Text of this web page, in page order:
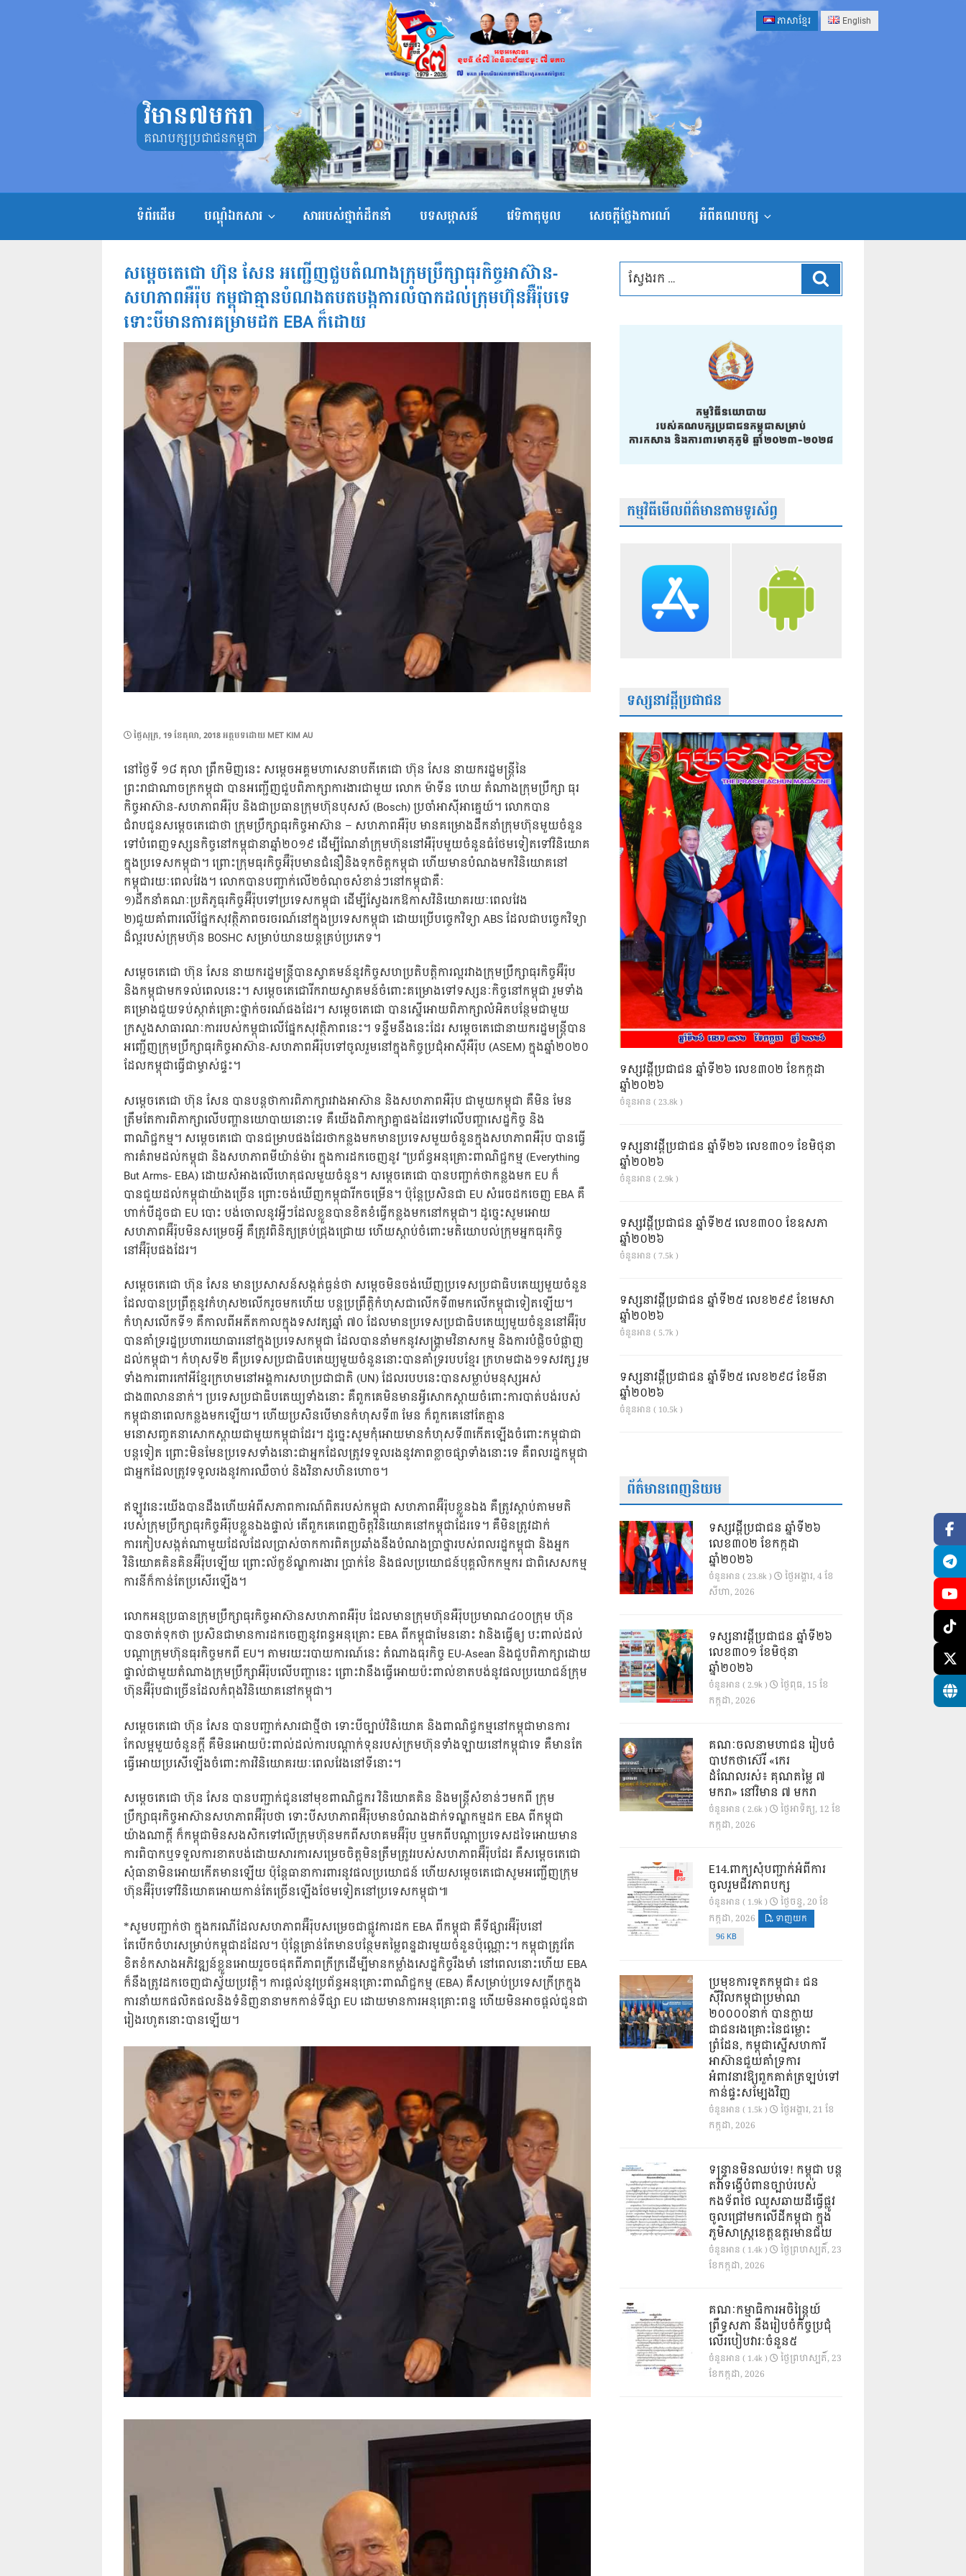
ភាសាខ្មែរ English
វិមាន៧មករា
គណបក្សប្រជាជនកម្ពុជា
ទំព័រដើម បណ្តុំឯកសារ សាររបស់ថ្នាក់ដឹកនាំ បទសម្ភាសន៍ វេទិកាតុមូល សេចក្ដីថ្លែងការណ៍ អំពីគណបក្ស
សម្តេចតេជោ ហ៊ុន សែន អញ្ជើញជួបតំណាងក្រុមប្រឹក្សាធុរកិច្ចអាស៊ាន-
សហភាពអឺរ៉ុប កម្ពុជាគ្មានបំណងតបតបង្កការលំបាកដល់ក្រុមហ៊ុនអ៊ឺរ៉ុបទេ
ទោះបីមានការគម្រាមដក EBA ក៏ដោយ
POSTED
ថ្ងៃ​សុក្រ, 19 ខែ​តុលា, 2018អត្ថបទដោយ MET KIM AU
នៅថ្ងៃទី ១៨ តុលា ព្រឹកមិញនេះ សម្តេចអគ្គមហាសេនាបតីតេជោ ហ៊ុន សែន នាយករដ្ឋមន្រ្តីនៃ
ព្រះរាជាណាចក្រកម្ពុជា បានអញ្ជើញជួបពិភាក្សាការងារជាមួយ លោក ម៉ាទីន ហេយ តំណាងក្រុមប្រឹក្សា ធុរ
កិច្ចអាស៊ាន-សហភាពអឺរ៉ុប និងជាប្រធានក្រុមហ៊ុនបុសស៍ (Bosch) ប្រចាំអាស៊ីអាគ្នេយ៍។ លោកបាន
ជំរាបជូនសម្តេចតេជោថា ក្រុមប្រឹក្សាធុរកិច្ចអាស៊ាន – សហភាពអឺរ៉ុប មានគម្រោងដឹកនាំក្រុមហ៊ុនមួយចំនួន
ទៅបំពេញទស្សនកិច្ចនៅកម្ពុជានាឆ្នាំ២០១៩ ដើម្បីណែនាំក្រុមហ៊ុននៅអឺរ៉ុបមួយចំនួនធំថែមទៀតទៅវិនិយោគ
ក្នុងប្រទេសកម្ពុជា។ ព្រោះក្រុមធុរកិច្ចអ៊ឺរ៉ុបមានជំនឿនិងទុកចិត្តកម្ពុជា ហើយមានបំណងមកវិនិយោគនៅ
កម្ពុជារយៈពេលវែង។ លោកបានបញ្ជាក់លើ២ចំណុចសំខាន់ៗនៅកម្ពុជាគឺៈ
១)ដឹកនាំគណៈប្រតិភូធុរកិច្ចអ៊ឺរ៉ុបទៅប្រទេសកម្ពុជា ដើម្បីស្វែងរកឱកាសវិនិយោគរយៈពេលវែង
២)ជួយគាំពារលើផ្នែកសុវត្ថិភាពចរចរណ៍នៅក្នុងប្រទេសកម្ពុជា ដោយប្រើបច្ចេកវិទ្យា ABS ដែលជាបច្ចេកវិទ្យា
ដ៏ល្អរបស់ក្រុមហ៊ុន BOSHC សម្រាប់យានយន្តគ្រប់ប្រភេទ។
សម្តេចតេជោ ហ៊ុន សែន នាយករដ្ឋមន្រ្តីបានស្វាគមន៍នូវកិច្ចសហប្រតិបត្តិការល្អរវាងក្រុមប្រឹក្សាធុរកិច្ចអ៊ឺរ៉ុប
និងកម្ពុជាមកទល់ពេលនេះ។ សម្តេចតេជោរីករាយស្វាគមន៍ចំពោះគម្រោងទៅទស្សនៈកិច្ចនៅកម្ពុជា រួមទាំង
គម្រោងជួយទប់ស្កាត់គ្រោះថ្នាក់ចរណ៍ផងដែរ។ សម្តេចតេជោ បានស្នើអោយពិភាក្សាលំអិតបន្ថែមជាមួយ
ក្រសួងសាធារណៈការរបស់កម្ពុជាលើផ្នែកសុវត្ថិភាពនេះ។ ទន្ទឹមនឹងនេះដែរ សម្តេចតេជោនាយករដ្ឋមន្រ្តីបាន
អញ្ជើញក្រុមប្រឹក្សាធុរកិច្ចអាស៊ាន-សហភាពអឺរ៉ុបទៅចូលរួមនៅក្នុងកិច្ចប្រជុំអាស៊ីអឺរ៉ុប (ASEM) ក្នុងឆ្នាំ២០២០
ដែលកម្ពុជាធ្វើជាម្ចាស់ផ្ទះ។
សម្តេចតេជោ ហ៊ុន សែន បានបន្តថាការពិភាក្សារវាងអាស៊ាន និងសហភាពអឺរ៉ុប ជាមួយកម្ពុជា គឺមិន មែន
ត្រឹមតែការពិភាក្សាលើបញ្ហានយោបាយនោះទេ គឺយើងពិភាក្សាគ្នាផងដែរទៅលើបញ្ហាសេដ្ឋកិច្ច និង
ពាណិជ្ជកម្ម។ សម្តេចតេជោ បានជម្រាបផងដែរថាកន្លងមកមានប្រទេសមួយចំនួនក្នុងសហភាពអឺរ៉ុប បានធ្វើ
ការគំរាមដល់កម្ពុជា និងសហភាពមីយ៉ាន់ម៉ារ ក្នុងការដកចេញនូវ “ប្រព័ន្ធអនុគ្រោះពាណិជ្ជកម្ម (Everything
But Arms- EBA) ដោយសំអាងលើហេតុផលមួយចំនួន។ សម្តេចតេជោ បានបញ្ជាក់ថាកន្លងមក EU ក៏
បានជួយដល់កម្ពុជាយ៉ាងច្រើន ព្រោះចង់ឃើញកម្ពុជារីកចម្រើន។ ប៉ុន្តែប្រសិនជា EU សំរេចដកចេញ EBA គឺ
ហាក់បីដូចជា EU បោះ បង់ចោលនូវអ្វីៗដែលខ្លួនបានខិតខំធ្វើកន្លងមកនៅកម្ពុជា។ ដូច្នេះសូមអោយ
សហភាពអ៊ឺរ៉ុបមិនសម្រេចអ្វី គឺត្រូវពិនិត្យគ្រប់ជ្រុងជ្រោយ ហើយស្តាប់ចំពោះមតិយោបល់ក្រុមអ្នកធុរកិច្ច
នៅអ៊ឺរ៉ុបផងដែរ។
សម្តេចតេជោ ហ៊ុន សែន មានប្រសាសន៍សង្កត់ធ្ងន់ថា សម្តេចមិនចង់ឃើញប្រទេសប្រជាធិបតេយ្យមួយចំនួន
ដែលបានប្រព្រឹត្តនូវកំហុស២លើករួចមកហើយ បន្តប្រព្រឹត្តិកំហុសជាលើកទី៣មកលើកម្ពុជាទៀតឡើយ។
កំហុសលើកទី១ គឺកាលពីអតីតកាលក្នុងទសវត្សឆ្នាំ ៧០ ដែលមានប្រទេសប្រជាធិបតេយ្យមួយចំនួននៅអ៊ឺរ៉ុប
បានគាំទ្ររដ្ឋប្រហារយោធារនៅក្នុងប្រទេសកម្ពុជា ដែលបាននាំមកនូវសង្រ្គាមវិនាសកម្ម និងការបំផ្លិចបំផ្លាញ
ដល់កម្ពុជា។ កំហុសទី២ គឺប្រទេសប្រជាធិបតេយ្យមួយចំនួននោះបានគាំទ្ររបបខ្មែរ ក្រហមជាង១ទសវត្ស រួម
ទាំងការពារកៅអីខ្មែរក្រហមនៅអង្គការសហប្រជាជាតិ (UN) ដែលរបបនេះបានសម្លាប់មនុស្សអស់
ជាង៣លាននាក់។ ប្រទេសប្រជាធិបតេយ្យទាំងនោះ គឺពួកគេមិនមានអ្វីសោកស្តាយចំពោះការបាត់បង់របស់
កម្ពុជានាពេលកន្លងមកឡើយ។ ហើយប្រសិនបើមានកំហុសទី៣ មែន ក៏ពួកគេនៅតែគ្មាន
មនោសញ្ចតនាសោកស្តាយជាមួយកម្ពុជាដែរ។ ដូច្នេះសូមកុំអោយមានកំហុសទី៣កើតឡើងចំពោះកម្ពុជាជា
បន្តទៀត ព្រោះមិនមែនប្រទេសទាំងនោះជាអ្នកដែលត្រូវទទួលរងនូវភាពខ្លាចផ្សាទាំងនោះទេ គឺពលរដ្ឋកម្ពុជា
ជាអ្នកដែលត្រូវទទួលរងនូវការឈឺចាប់ និងវិនាសហិនហោច។
ឥឡូវនេះយើងបានដឹងហើយអំពីសភាពការណ៍ពិតរបស់កម្ពុជា សហភាពអ៊ឺរ៉ុបខ្លួនឯង គឺត្រូវស្តាប់តាមមតិ
របស់ក្រុមប្រឹក្សាធុរកិច្ចអឺរ៉ុបខ្លួនឯងផ្ទាល់ តើពួកគេពេញចិត្តវិនិយោគនៅកម្ពុជាដែរទេ។ គឺមិនត្រូវដាក់
ការកៀបសង្កត់ណាមួយដែលដែលប្រាស់ចាកការពិតប្រឆាំងនឹងបំណងប្រាថ្នារបស់ពលរដ្ឋកម្ពុជា និងអ្នក
វិនិយោគគិនគិនអ៊ឺរ៉ុបឡើយ ព្រោះល័ក្ខខ័ណ្ឌការងារ ប្រាក់ខែ និងផលប្រយោជន៍បុគ្គលិកកម្មករ ជាពិសេសកម្ម
ការនីក៏កាន់តែប្រសើរឡើង។
លោកអនុប្រធានក្រុមប្រឹក្សាធុរកិច្ចអាស៊ានសហភាពអឺរ៉ុប ដែលមានក្រុមហ៊ុនអឺរ៉ុបប្រមាណ៤០០ក្រុម ហ៊ុន
បានចាត់ទុកថា ប្រសិនជាមានការដកចេញនូវពន្ធអនុគ្រោះ EBA ពីកម្ពុជាមែននោះ វានិងធ្វើឲ្យ បះពាល់ដល់
បណ្តាក្រុមហ៊ុនធុរកិច្ចមកពី EU។ តាមរយះរបាយការណ៍នេះ តំណាងធុរកិច្ច EU-Asean និងជួបពិភាក្សាដោយ
ផ្ទាល់ជាមួយតំណាងក្រុមប្រឹក្សាអឺរ៉ុបលើបញ្ហានេះ ព្រោះវានឹងធ្វើអោយប៉ះពាល់ខាតបង់នូវផលប្រយោជន៍ក្រុម
ហ៊ុនអ៊ឺរ៉ុបជាច្រើនដែលកំពុងវិនិយោគនៅកម្ពុជា។
សម្តេចតេជោ ហ៊ុន សែន បានបញ្ជាក់សារជាថ្មីថា ទោះបីច្បាប់វិនិយោគ និងពាណិជ្ចកម្មនៅកម្ពុជាមានការ
កែលម្អមួយចំនួនក្តី គឺមិនអោយប៉ះពាល់ដល់ការបណ្តាក់ទុនរបស់ក្រមហ៊ុនទាំងឡាយនៅកម្ពុជាទេ គឺមានតែ
ធ្វើអោយប្រសើឡើងចំពោះការវិនិយោគរយៈពេលវែងនៅទីនោះ។
សម្តេចតេជោ ហ៊ុន សែន បានបញ្ជាក់ជូននៅមុខពាណិជ្ជករ វិនិយោគគិន និងមន្រ្តីសំខាន់ៗមកពី ក្រុម
ប្រឹក្សាធុរកិច្ចអាស៊ានសហភាពអ៊ឺរ៉ុបថា ទោះបីសហភាពអ៊ឺរ៉ុបមានបំណងដាក់ទណ្ឌកម្មដក EBA ពីកម្ពុជា
យ៉ាងណាក្តី ក៏កម្ពុជាមិនសងសិកទៅលើក្រុមហ៊ុនមកពីសហគមអ៊ឺរ៉ុប ឬមកពីបណ្តាប្រទេសដទៃអោយមាន
ការពិបាកឬទទួលការខាតបង់ដោយសារការសម្រេចចិត្តមិនត្រឹមត្រូវរបស់សហភាពអ៊ឺរ៉ុបដែរ គឺសម្តេចតេជោ
សុំធានាមិនអោយកើតមានឡើយ ប៉ុន្តែធានាការពារនូវផលប្រយោជន៍ ហើយសម្តេចតេជោសូមអញ្ជើញក្រុម
ហ៊ុនអ៊ឺរ៉ុបទៅវិនិយោគអោយកាន់តែច្រើនឡើងថែមទៀតនៅប្រទេសកម្ពុជា៕
*សូមបញ្ជាក់ថា ក្នុងករណីដែលសហភាពអ៊ឺរ៉ុបសម្រេចជាផ្លូវការដក EBA ពីកម្ពុជា គឺទីផ្សារអ៊ឺរ៉ុបនៅ
តែបើកចំហរសម្រាប់កម្ពុជាដដែល។ ប៉ុន្តែគ្រាន់តែមានបន្ថែមតម្លៃពន្ឋដារមួយចំនួនប៉ុណ្ណោះ។ កម្ពុជាត្រូវតែ
ខិតខំកសាងអភិវឌ្ឍន៍ខ្លួនអោយរួចចផុតពីភាពក្រីក្រដើម្បីមានកម្លាំងសេដ្ឋកិច្ចរឹងមាំ នៅពេលនោះហើយ EBA
ក៏នឹងត្រូវដកចេញជាស្វ័យប្រវត្តិ។ ការផ្តល់នូវប្រព័ន្ធអនុគ្រោះពាណិជ្ជកម្ម (EBA) គឺសម្រាប់ប្រទេសក្រីក្រក្នុង
ការនាំយកផលិតផលនិងទំនិញនានាមកកាន់ទីផ្សា EU ដោយមានការអនុគ្រោះពន្ឋ ហើយមិនអាចផ្តល់ជូនជា
រៀងរហូតនោះបានឡើយ។
កម្មវិធីមើលព័ត៌មានតាមទូរស័ព្វ
ទស្សនាវដ្តីប្រជាជន
ទស្សវដ្តីប្រជាជន ឆ្នាំទី២៦ លេខ៣០២ ខែកក្កដា
ឆ្នាំ២០២៦
ចំនួនអាន ( 23.8k )
ទស្សនាវដ្ដីប្រជាជន ឆ្នាំទី២៦ លេខ៣០១ ខែមិថុនា
ឆ្នាំ២០២៦
ចំនួនអាន ( 2.9k )
ទស្សវដ្តីប្រជាជន ឆ្នាំទី២៥ លេខ៣០០ ខែឧសភា
ឆ្នាំ២០២៦
ចំនួនអាន ( 7.5k )
ទស្សនាវដ្ដីប្រជាជន ឆ្នាំទី២៥ លេខ២៩៩ ខែមេសា
ឆ្នាំ២០២៦
ចំនួនអាន ( 5.7k )
ទស្សនាវដ្ដីប្រជាជន ឆ្នាំទី២៥ លេខ២៩៨ ខែមីនា
ឆ្នាំ២០២៦
ចំនួនអាន ( 10.5k )
ព័ត៌មានពេញនិយម
ទស្សវដ្តីប្រជាជន ឆ្នាំទី២៦
លេខ៣០២ ខែកក្កដា
ឆ្នាំ២០២៦
ចំនួនអាន ( 23.8k )
ថ្ងៃ​អង្គារ, 4 ខែ​
សីហា, 2026
ទស្សនាវដ្ដីប្រជាជន ឆ្នាំទី២៦
លេខ៣០១ ខែមិថុនា
ឆ្នាំ២០២៦
ចំនួនអាន ( 2.9k )
ថ្ងៃ​ពុធ, 15 ខែ​
កក្កដា, 2026
គណៈចលនាមហាជន រៀបចំ
បាឋកថាស៊េរី «កេរ
ដំណែលរស់៖ គុណតម្លៃ ៧
មករា» នៅវិមាន ៧ មករា
ចំនួនអាន ( 2.6k )
ថ្ងៃ​អាទិត្យ, 12 ខែ​
កក្កដា, 2026
E14.ពាក្យសុំបញ្ជាក់អំពីការ
ចូលរួមជីវភាពបក្ស
ចំនួនអាន ( 1.9k )
ថ្ងៃ​ចន្ទ, 20 ខែ​
កក្កដា, 2026
ទាញយក
96 KB
ប្រមុខការទូតកម្ពុជា៖ ជន
ស៊ីវិលកម្ពុជាប្រមាណ
២០០០០នាក់ បានក្លាយ
ជាជនរងគ្រោះនៃជម្លោះ
ព្រំដែន, កម្ពុជាស្នើសហការី
អាស៊ានជួយគាំទ្រការ
អំពាវនាវឱ្យពួកគាត់ត្រឡប់ទៅ
កាន់ផ្ទះសម្បែងវិញ
ចំនួនអាន ( 1.5k )
ថ្ងៃ​អង្គារ, 21 ខែ​
កក្កដា, 2026
ទន្ទ្រានមិនឈប់ទេ! កម្ពុជា បន្ត
តវ៉ាទង្វើបំពានច្បាប់របស់
កងទ័ពថៃ ឈូសឆាយដីធ្វើផ្លូវ
ចូលជ្រៅមកលើដីកម្ពុជា ក្នុង
ភូមិសាស្ត្រខេត្តឧត្តរមានជ័យ
ចំនួនអាន ( 1.4k )
ថ្ងៃ​ព្រហស្បតិ៍, 23
ខែ​កក្កដា, 2026
គណៈកម្មាធិការអចិន្ត្រៃយ៍
ព្រឹទ្ធសភា នឹងរៀបចំកិច្ចប្រជុំ
លើរបៀបវារៈចំនួន៥
ចំនួនអាន ( 1.4k )
ថ្ងៃ​ព្រហស្បតិ៍, 23
ខែ​កក្កដា, 2026